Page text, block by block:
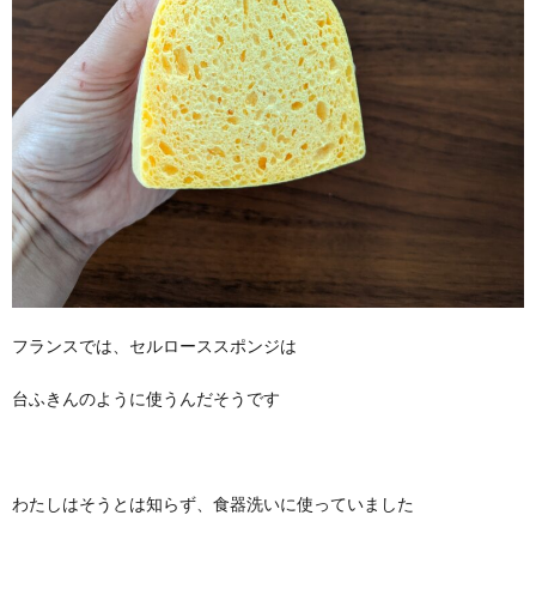
フランスでは、セルローススポンジは
台ふきんのように使うんだそうです
わたしはそうとは知らず、食器洗いに使っていました